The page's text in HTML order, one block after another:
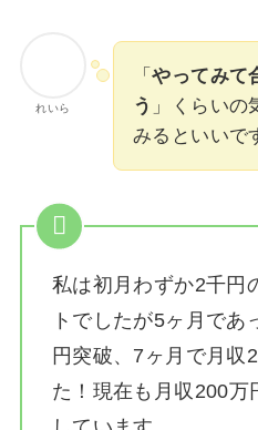
れいら
「やってみて
う 」くらいの
みるといいで
私は初月わずか2千円
トでしたが5ヶ月であ
円突破、7ヶ月で月収
た！ 現在も月収200万